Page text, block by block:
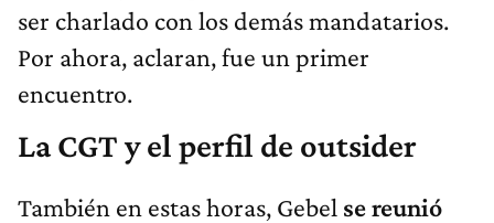
ser charlado con los demás mandatarios.
Por ahora, aclaran, fue un primer
encuentro.
La CGT y el perfil de outsider
También en estas horas, Gebel se reunió